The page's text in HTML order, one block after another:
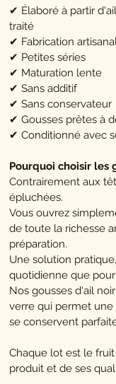
✔ Élaboré à partir
traité
✔ Fabrication
✔ Petites séries
✔ Maturation lente
✔ Sans additif
✔ Sans conservateur
✔ Gousses prêtes à
✔ Conditionné avec
Pourquoi choisir les
Contrairement aux
épluchées.
Vous ouvrez
de toute la richesse
préparation.
Une solution
quotidienne que
Nos gousses d'ail
verre qui permet
se conservent
Chaque lot est le
produit et de ses